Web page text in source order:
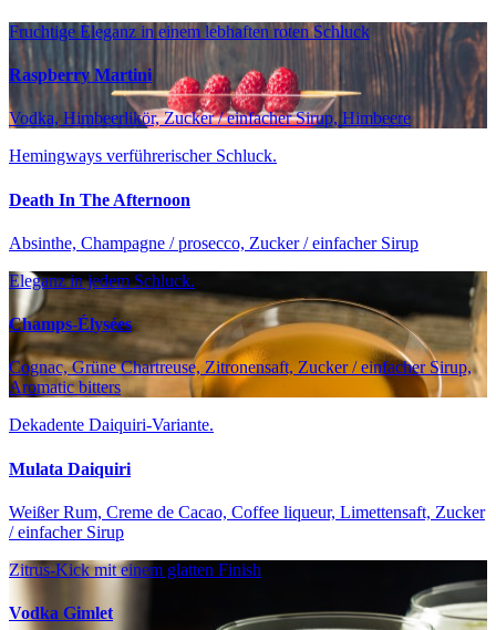
Fruchtige Eleganz in einem lebhaften roten Schluck
Raspberry Martini
Vodka, Himbeerlikör, Zucker / einfacher Sirup, Himbeere
Hemingways verführerischer Schluck.
Death In The Afternoon
Absinthe, Champagne / prosecco, Zucker / einfacher Sirup
Eleganz in jedem Schluck.
Champs-Élysées
Cognac, Grüne Chartreuse, Zitronensaft, Zucker / einfacher Sirup,
Aromatic bitters
Dekadente Daiquiri-Variante.
Mulata Daiquiri
Weißer Rum, Creme de Cacao, Coffee liqueur, Limettensaft, Zucker
/ einfacher Sirup
Zitrus-Kick mit einem glatten Finish
Vodka Gimlet